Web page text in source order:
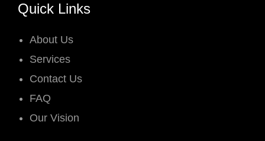
Quick Links
About Us
Services
Contact Us
FAQ
Our Vision